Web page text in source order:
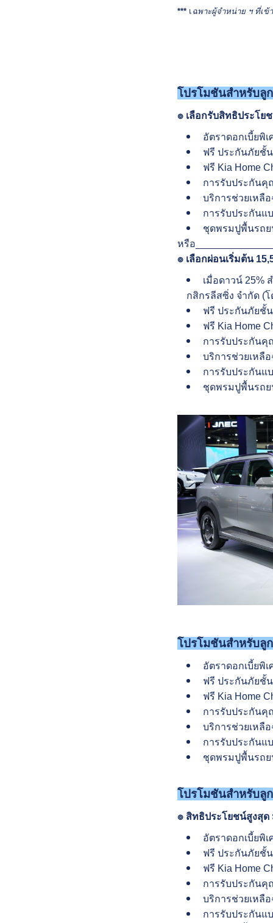
***เ ฉพาะผู้จำหน่าย ฯ ที่เข้
โปรโมชันสำหรับลู
๏ เลือกรับสิทธิประโย
อัตราดอกเบี้ยพิ
ฟรี ประกันภัยชั้น
ฟรี Kia Home
การรับประกันคุ
บริการช่วยเหลือ
การรับประกันแ
ชุดพรมปูพื้นรถย
หรือ
๏ เลือกผ่อนเริ่มต้น
เมื่อดาวน์ 25%
กสิกรลีสซิ่ง จํากัด (
ฟรี ประกันภัยชั้น
ฟรี Kia Home
การรับประกันคุ
บริการช่วยเหลือ
การรับประกันแ
ชุดพรมปูพื้นรถย
โปรโมชันสำหรับลู
อัตราดอกเบี้ยพิ
ฟรี ประกันภัยชั้น
ฟรี Kia Home
การรับประกันคุ
บริการช่วยเหลือ
การรับประกันแ
ชุดพรมปูพื้นรถย
โปรโมชันสำหรับลู
๏ สิทธิประโยชน์สูงสุ
อัตราดอกเบี้ยพิ
ฟรี ประกันภัยชั้น
ฟรี Kia Home
การรับประกันคุ
บริการช่วยเหลือ
การรับประกันแ